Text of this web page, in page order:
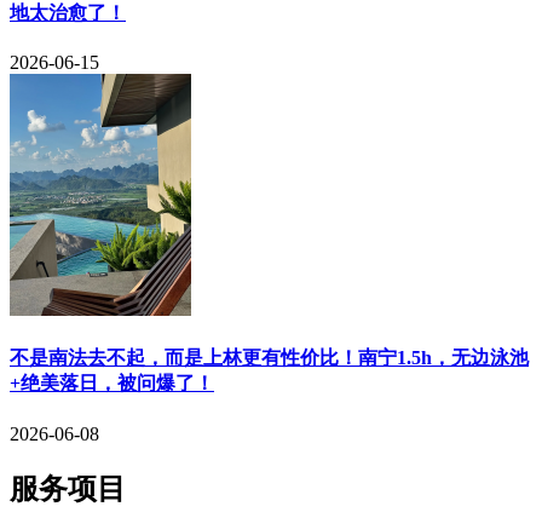
地太治愈了！
2026-06-15
​不是南法去不起，而是上林更有性价比！南宁1.5h，无边泳池
+绝美落日，被问爆了！
2026-06-08
服务项目